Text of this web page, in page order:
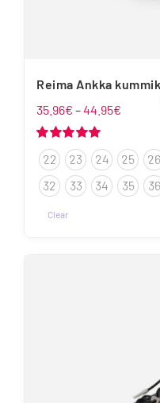
Reima Ankka
Hinnanguga
5.00/ 5
35.96€ –44.95€
kuni
44.95€
22 23 24 25 26
32
33 34 35 36
Clear